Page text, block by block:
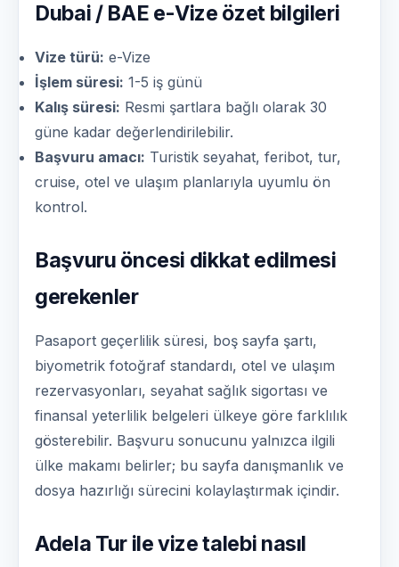
Dubai / BAE e-Vize özet bilgileri
Vize türü: e-Vize
İşlem süresi: 1-5 iş günü
Kalış süresi: Resmi şartlara bağlı olarak 30
güne kadar değerlendirilebilir.
Başvuru amacı: Turistik seyahat, feribot, tur,
cruise, otel ve ulaşım planlarıyla uyumlu ön
kontrol.
Başvuru öncesi dikkat edilmesi
gerekenler
Pasaport geçerlilik süresi, boş sayfa şartı,
biyometrik fotoğraf standardı, otel ve ulaşım
rezervasyonları, seyahat sağlık sigortası ve
finansal yeterlilik belgeleri ülkeye göre farklılık
gösterebilir. Başvuru sonucunu yalnızca ilgili
ülke makamı belirler; bu sayfa danışmanlık ve
dosya hazırlığı sürecini kolaylaştırmak içindir.
Adela Tur ile vize talebi nasıl